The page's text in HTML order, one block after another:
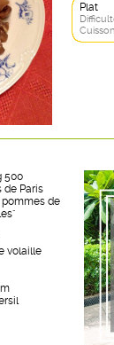
Plat
500
de Paris
de
volaille